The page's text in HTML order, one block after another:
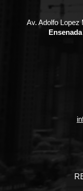
Av. Adolfo Lopez